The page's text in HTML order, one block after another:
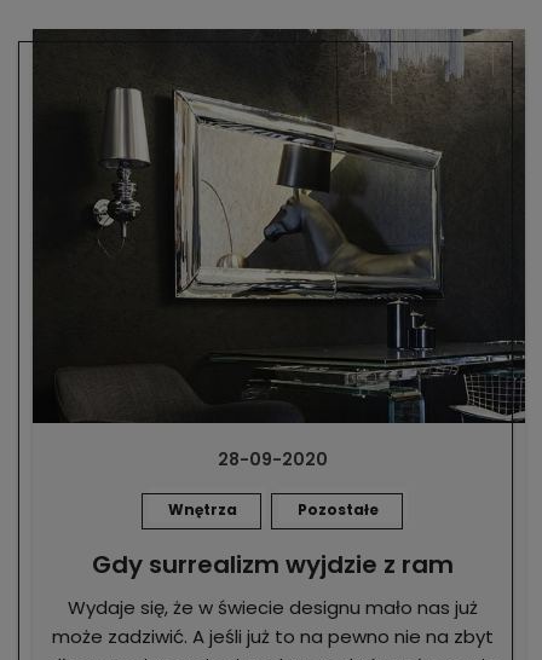
28-09-2020
Wnętrza Pozostałe
Gdy surrealizm wyjdzie z ram
Wydaje się, że w świecie designu mało nas już
może zadziwić. A jeśli już to na pewno nie na zbyt